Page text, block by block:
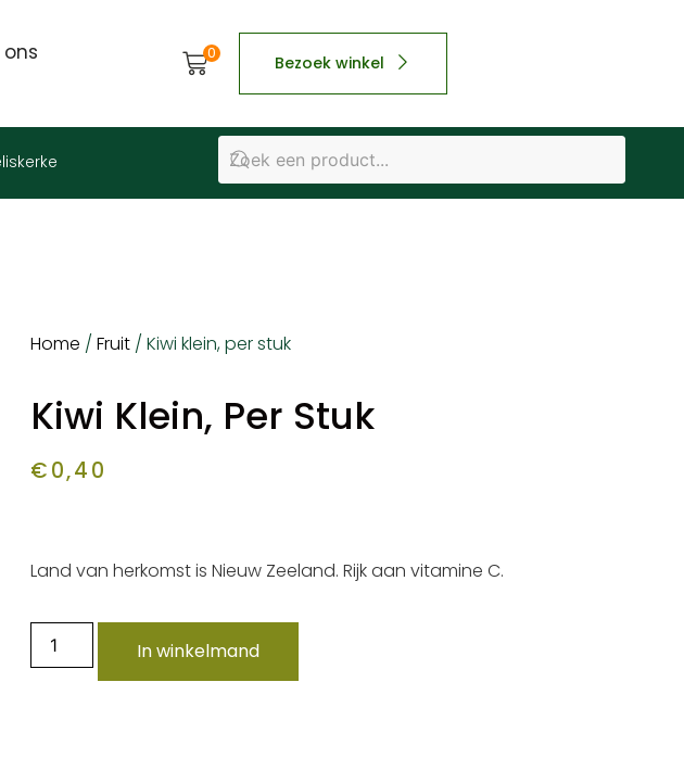
0 Bezoek winkel
Home /Fruit / Kiwi klein, per stuk
Kiwi Klein, Per Stuk
€0,40
Land van herkomst is Nieuw Zeeland. Rijk aan vitamine C.
In winkelmand